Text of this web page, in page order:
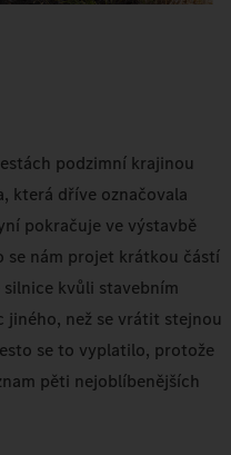
podzimní krajinou
která dříve označovala
pokračuje ve výstavbě
se nám projet krátkou částí
kvůli stavebním
jiného, než se vrátit stejnou
se to vyplatilo, protože
pěti nejoblíbenějších